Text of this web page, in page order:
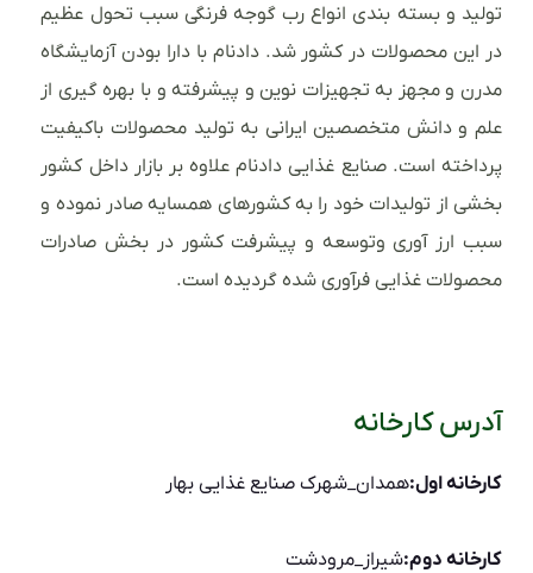
تولید و بسته بندی انواع رب گوجه فرنگی سبب تحول عظیم
در این محصولات در کشور شد. دادنام با دارا بودن آزمایشگاه
مدرن و مجهز به تجهیزات نوین و پیشرفته و با بهره گیری از
علم و دانش متخصصین ایرانی به تولید محصولات باکیفیت
پرداخته است. صنایع غذایی دادنام علاوه بر بازار داخل کشور
بخشی از تولیدات خود را به کشورهای همسایه صادر نموده و
سبب ارز آوری وتوسعه و پیشرفت کشور در بخش صادرات
محصولات غذایی فرآوری شده گردیده است.
آدرس کارخانه
کارخانه اول:همدان_شهرک صنایع غذایی بهار
کارخانه دوم:شیراز_مرودشت